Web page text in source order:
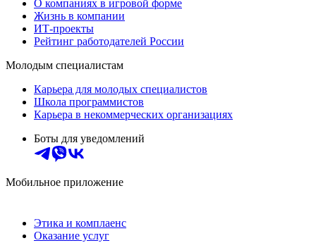
О компаниях в игровой форме
Жизнь в компании
ИТ-проекты
Рейтинг работодателей России
Молодым специалистам
Карьера для молодых специалистов
Школа программистов
Карьера в некоммерческих организациях
Боты для уведомлений
Мобильное приложение
Этика и комплаенс
Оказание услуг